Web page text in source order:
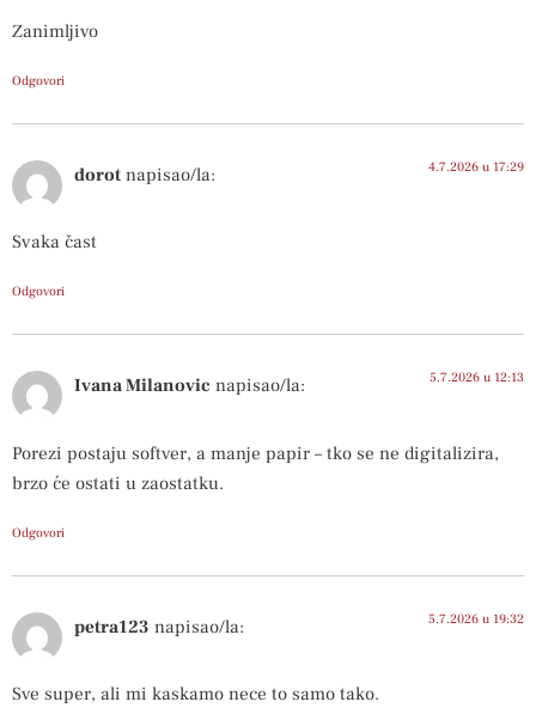
Zanimljivo
Odgovori
dorot napisao/la: 4.7.2026 u 17:29
Svaka čast
Odgovori
Ivana Milanovic napisao/la: 5.7.2026 u 12:13
Porezi postaju softver, a manje papir – tko se ne digitalizira,
brzo će ostati u zaostatku.
Odgovori
petra123 napisao/la: 5.7.2026 u 19:32
Sve super, ali mi kaskamo nece to samo tako.